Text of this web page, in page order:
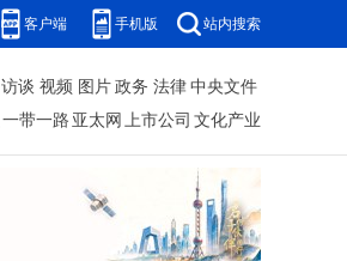
客户端 手机版 站内搜索
访谈 视频 图片 政务 法律 中央文件
一带一路 亚太网 上市公司 文化产业